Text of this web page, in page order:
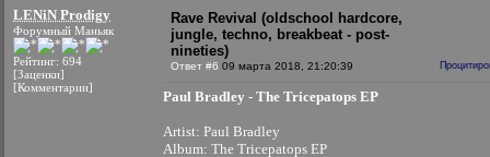
LENiN Prodigy
Форумный Маньяк
Рейтинг: 694
[Заценки]
[Комментарии]
Rave Revival (oldschool hardcore,
jungle, techno, breakbeat - post-
nineties)
Ответ #6 09 марта 2018, 21:20:39
Paul Bradley - The Tricepatops EP
Artist: Paul Bradley
Album: The Tricepatops EP